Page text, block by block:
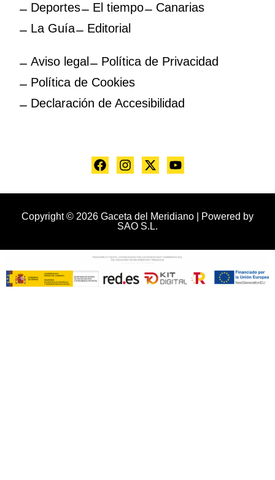
Deportes
El tiempo
Canarias
La Guía
Editorial
Aviso legal
Política de Privacidad
Política de Cookies
Declaración de Accesibilidad
Copyright © 2026 Gaceta del Meridiano | Powered by
SAO S.L.